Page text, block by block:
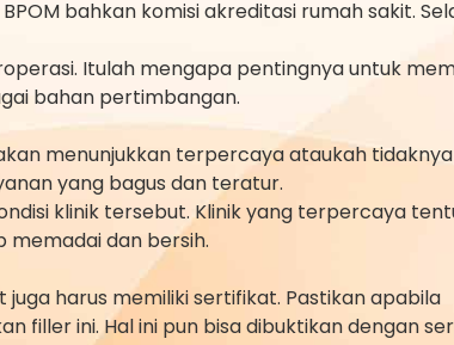
bahkan komisi akreditasi rumah sakit.
Itulah mengapa pentingnya untuk
bahan pertimbangan.
menunjukkan terpercaya ataukah tidaknya
yang bagus dan teratur.
klinik tersebut. Klinik yang terpercaya
dan bersih.
harus memiliki sertifikat. Pastikan apabila
ini. Hal ini pun bisa dibuktikan dengan